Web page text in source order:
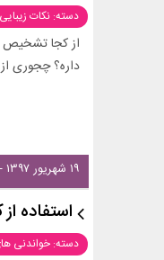
دسته: نکات
از کجا تشخیص
داره؟ چجوری
۱۹ شهریور ۱۳۹۷ - ۱۱:۴۰
استفاده
دسته: خواندنی